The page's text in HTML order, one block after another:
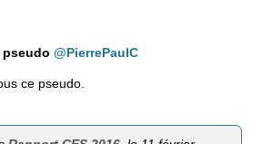
@PierrePaulC
ce pseudo.